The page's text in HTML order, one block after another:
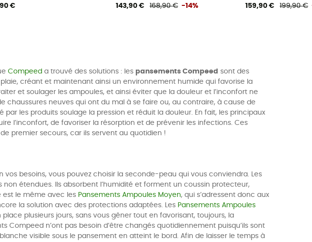
€ 143,90 € 168,90 € -14% 159,90 € 199,90 €
Compeed a trouvé des solutions : les pansements Compeed sont des
créant et maintenant ainsi un environnement humide qui favorise la
et soulager les ampoules, et ainsi éviter que la douleur et l’inconfort ne
neuves qui ont du mal à se faire ou, au contraire, à cause de
les produits soulage la pression et réduit la douleur. En fait, les principaux
l’inconfort, de favoriser la résorption et de prévenir les infections. Ces
premier secours, car ils servent au quotidien !
besoins, vous pouvez choisir la seconde-peau qui vous conviendra. Les
étendues. Ils absorbent l’humidité et forment un coussin protecteur,
est le même avec les Pansements Ampoules Moyen, qui s’adressent donc aux
la solution avec des protections adaptées. Les Pansements Ampoules
plusieurs jours, sans vous gêner tout en favorisant, toujours, la
Compeed n’ont pas besoin d’être changés quotidiennement puisqu’ils sont
visible sous le pansement en atteint le bord. Afin de laisser le temps à